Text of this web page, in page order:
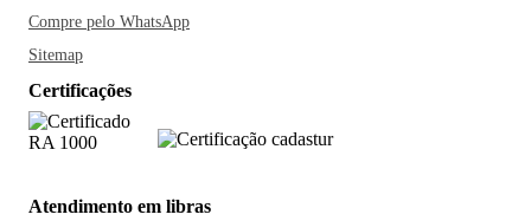
Compre pelo WhatsApp
Sitemap
Certificações
Atendimento em libras